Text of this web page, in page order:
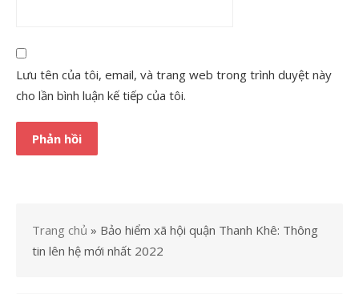
Lưu tên của tôi, email, và trang web trong trình duyệt này
cho lần bình luận kế tiếp của tôi.
Trang chủ » Bảo hiểm xã hội quận Thanh Khê: Thông
tin lên hệ mới nhất 2022